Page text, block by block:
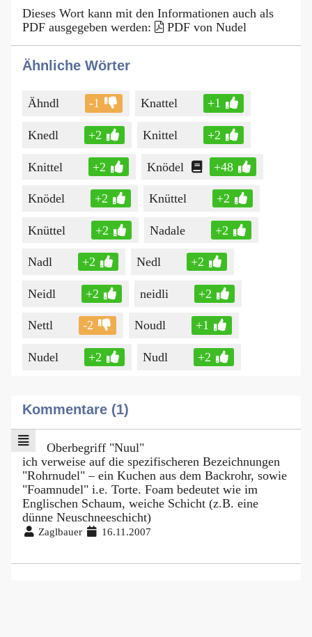
Dieses Wort kann mit den Informationen auch als
PDF ausgegeben werden:
PDF von Nudel
Ähnliche Wörter
Ähndl -1 Knattel +1
Knedl +2 Knittel +2
Knittel +2 Knödel +48
Knödel +2 Knüttel +2
Knüttel +2 Nadale +2
Nadl +2 Nedl +2
Neidl +2 neidli +2
Nettl -2 Noudl +1
Nudel +2 Nudl +2
Kommentare (1)
Oberbegriff "Nuul"
ich verweise auf die spezifischeren Bezeichnungen
"Rohrnudel" – ein Kuchen aus dem Backrohr, sowie
"Foamnudel" i.e. Torte. Foam bedeutet wie im
Englischen Schaum, weiche Schicht (z.B. eine
dünne Neuschneeschicht)
Zaglbauer 16.11.2007